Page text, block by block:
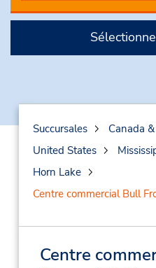
Succursales
Canada
United States
Horn Lake
Centre commercial Bull
Centre